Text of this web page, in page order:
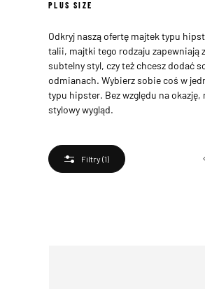
PLUS SIZE
Odkryj naszą ofertę majtek typu
talii, majtki tego rodzaju zapewniają
subtelny styl, czy też chcesz dodać
odmianach. Wybierz sobie coś w
typu hipster. Bez względu na
stylowy wygląd.
Filtry (1)